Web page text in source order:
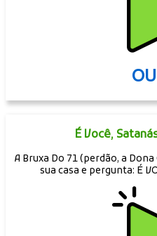
É Você,
A Bruxa Do 71 (perdão, a
sua casa e pergunta: É